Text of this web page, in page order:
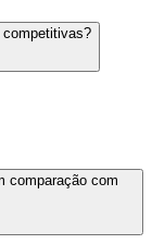
comparação com